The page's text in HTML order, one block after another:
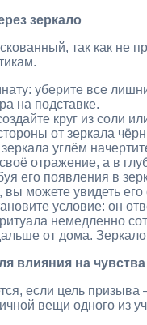
зеркало
так как не
уберите все
на подставке.
круг из соли
от зеркала
углём
отражение, а в
его появления в
вы можете увидеть
условие: он
немедленно
от дома.
влияния на чувства
если цель
вещи одного из